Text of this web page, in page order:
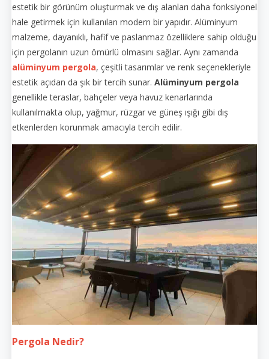
estetik bir görünüm oluşturmak ve dış alanları daha fonksiyonel
hale getirmek için kullanılan modern bir yapıdır. Alüminyum
malzeme, dayanıklı, hafif ve paslanmaz özelliklere sahip olduğu
için pergolanın uzun ömürlü olmasını sağlar. Aynı zamanda
alüminyum pergola, çeşitli tasarımlar ve renk seçenekleriyle
estetik açıdan da şık bir tercih sunar. Alüminyum pergola
genellikle teraslar, bahçeler veya havuz kenarlarında
kullanılmakta olup, yağmur, rüzgar ve güneş ışığı gibi dış
etkenlerden korunmak amacıyla tercih edilir.
Pergola Nedir?